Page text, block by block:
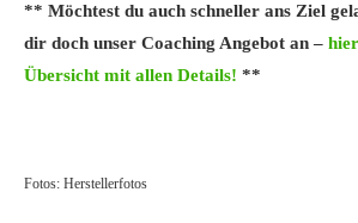
** Möchtest du auch schneller ans Ziel
dir doch unser Coaching Angebot an –
Übersicht mit allen Details! **
Fotos: Herstellerfotos